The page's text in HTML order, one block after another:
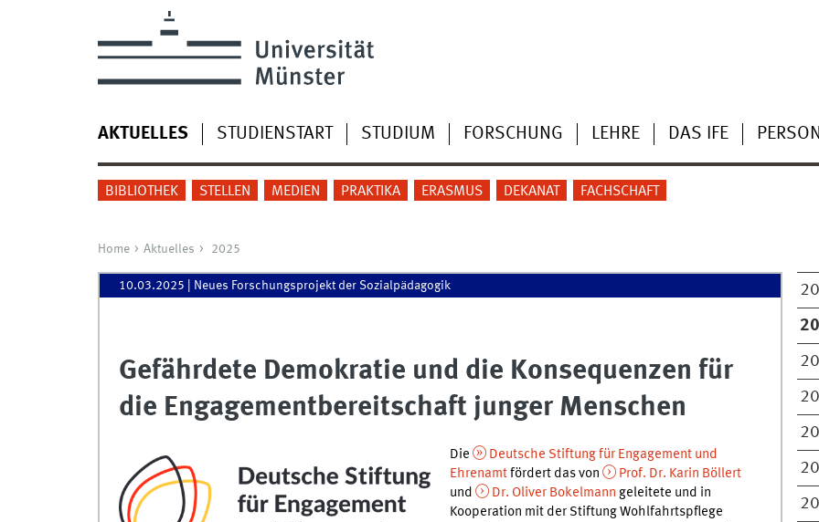
AKTUELLES STUDIENSTART STUDIUM FORSCHUNG LEHRE DAS IFE
BIBLIOTHEK STELLEN MEDIEN PRAKTIKA ERASMUS DEKANAT FACHSCHAFT
Home Aktuelles 2025
10.03.2025 | Neues Forschungsprojekt der Sozialpädagogik
Gefährdete Demokratie und die Konsequenzen für
die Engagementbereitschaft junger Menschen
Die
Deutsche Stiftung für Engagement und
Ehrenamtfördert das von
Prof. Dr. Karin Böllert
und
Dr. Oliver Bokelmann geleitete und in
Kooperation mit der Stiftung Wohlfahrtspflege